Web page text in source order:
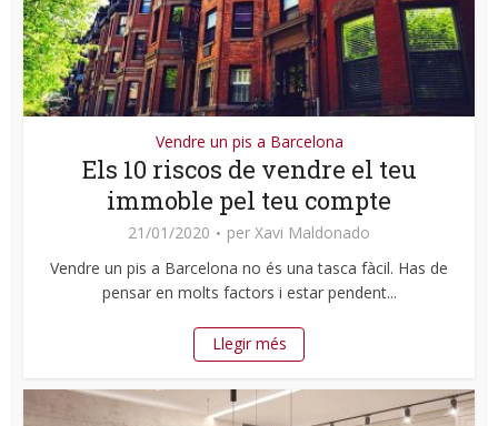
Vendre un pis a Barcelona
Els 10 riscos de vendre el teu
immoble pel teu compte
21/01/2020 per Xavi Maldonado
Vendre un pis a Barcelona no és una tasca fàcil. Has de
pensar en molts factors i estar pendent...
Llegir més